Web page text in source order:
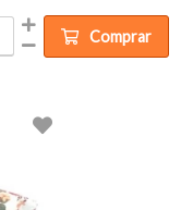
Comprar